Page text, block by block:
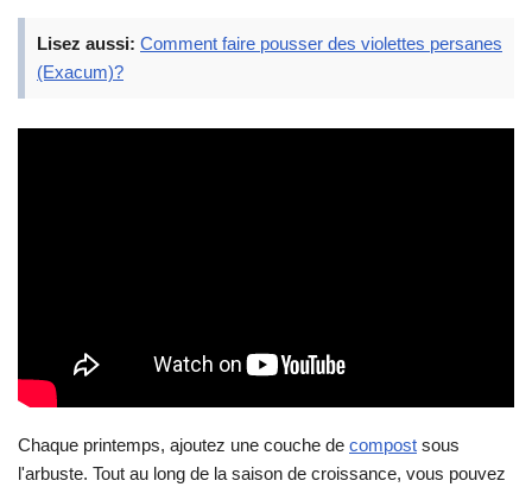
Lisez aussi: Comment faire pousser des violettes persanes
(Exacum)?
Chaque printemps, ajoutez une couche de compost sous
l'arbuste. Tout au long de la saison de croissance, vous pouvez